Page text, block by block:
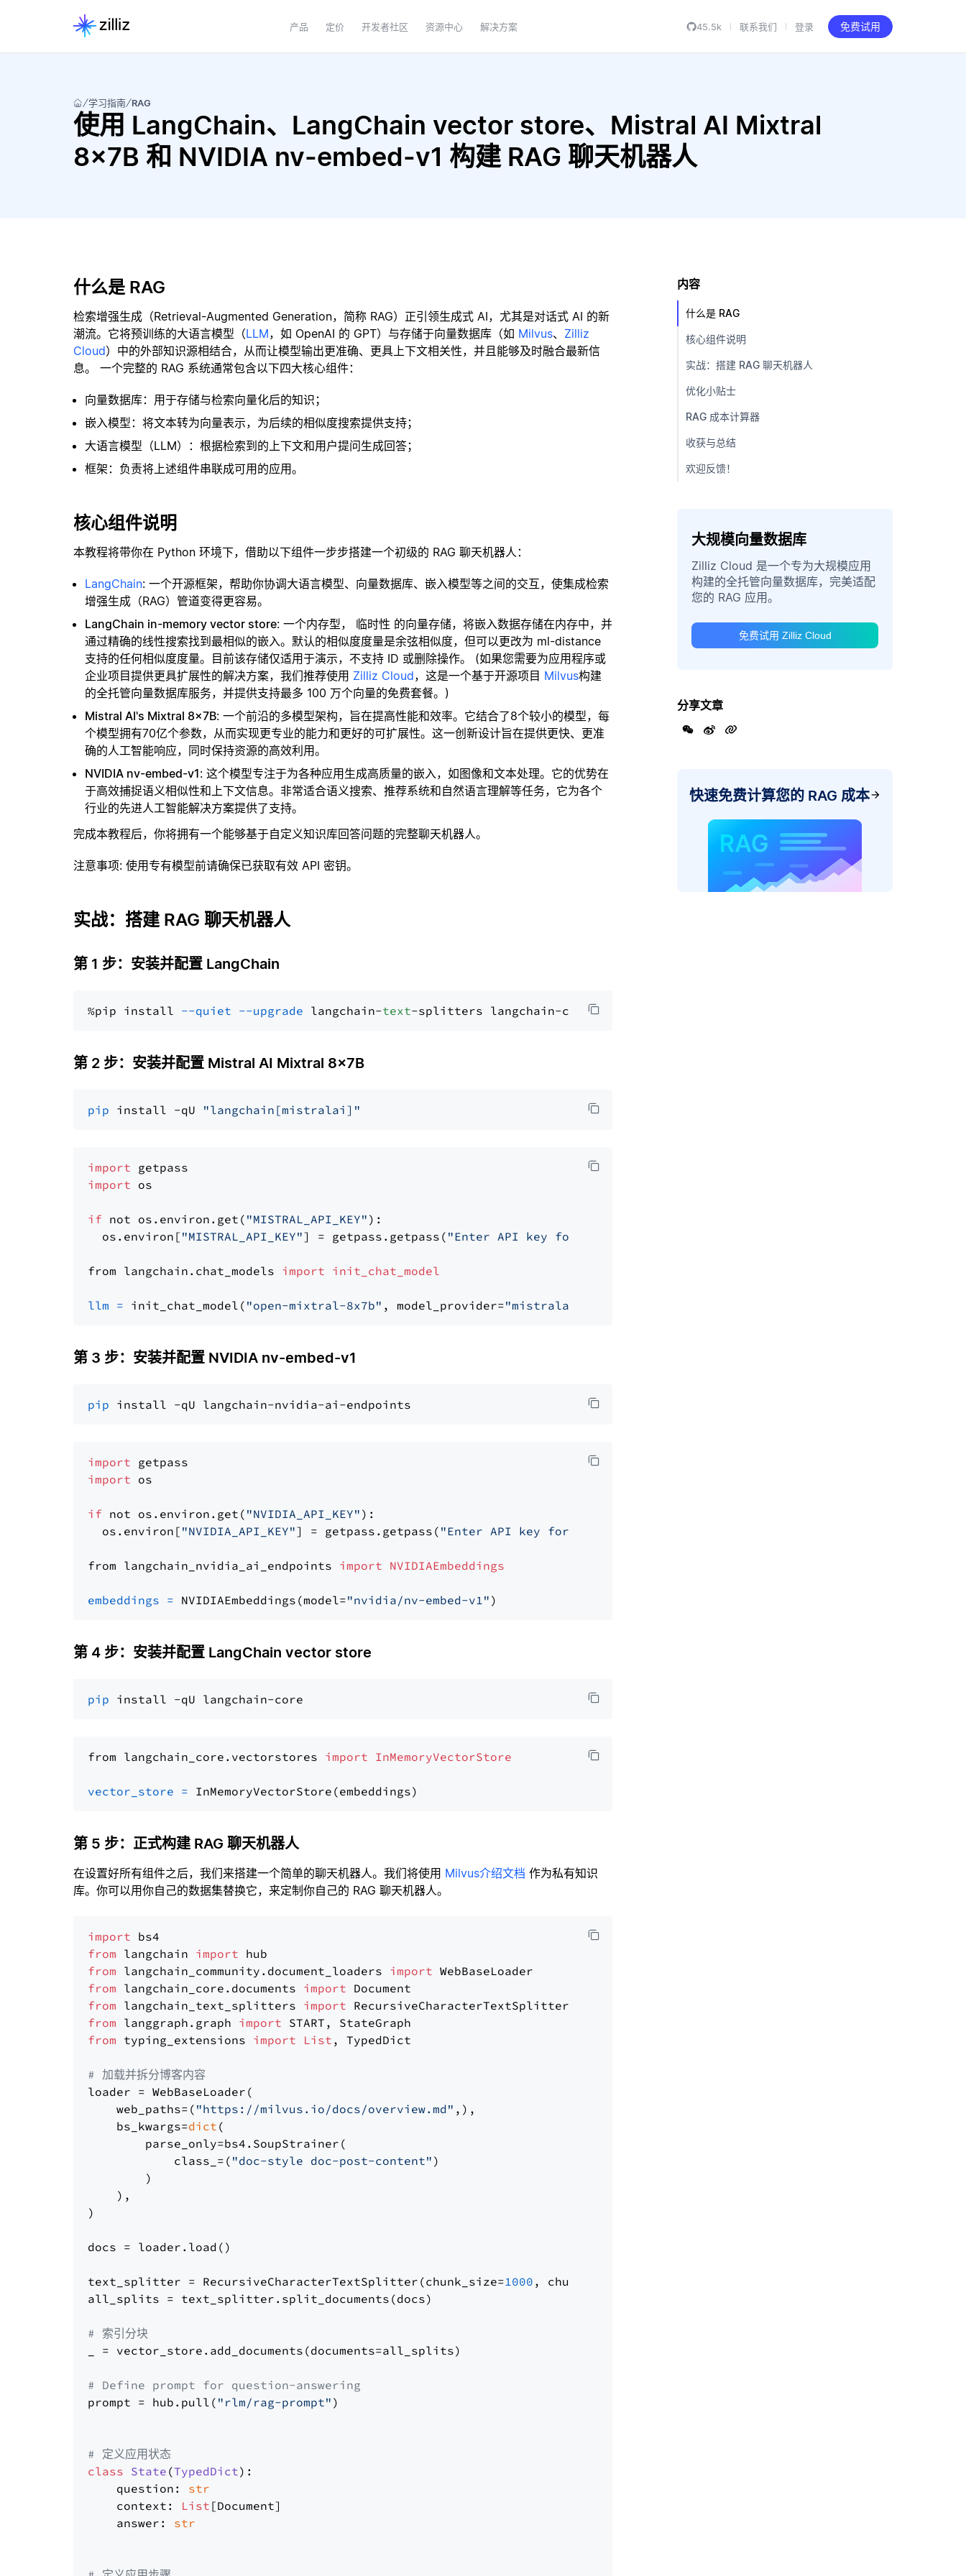
产品 定价 开发者社区 资源中心 解决方案 45.5k 联系我们 登录 免费试用
学习指南 RAG
使用 LangChain、LangChain vector store、Mistral AI Mixtral
8x7B 和 NVIDIA nv-embed-v1 构建 RAG 聊天机器人
什么是 RAG
检索增强生成（Retrieval-Augmented Generation，简称 RAG）正引领生成式 AI，尤其是对话式 AI 的新
潮流。它将预训练的大语言模型（LLM，如 OpenAI 的 GPT）与存储于向量数据库（如 Milvus、 Zilliz
Cloud）中的外部知识源相结合，从而让模型输出更准确、更具上下文相关性，并且能够及时融合最新信
息。 一个完整的 RAG 系统通常包含以下四大核心组件：
向量数据库：用于存储与检索向量化后的知识；
嵌入模型：将文本转为向量表示，为后续的相似度搜索提供支持；
大语言模型（LLM）：根据检索到的上下文和用户提问生成回答；
框架：负责将上述组件串联成可用的应用。
核心组件说明
本教程将带你在 Python 环境下，借助以下组件一步步搭建一个初级的 RAG 聊天机器人：
LangChain: 一个开源框架，帮助你协调大语言模型、向量数据库、嵌入模型等之间的交互，使集成检索
增强生成（RAG）管道变得更容易。
LangChain in-memory vector store: 一个内存型， 临时性 的向量存储，将嵌入数据存储在内存中，并
通过精确的线性搜索找到最相似的嵌入。默认的相似度度量是余弦相似度，但可以更改为 ml-distance
支持的任何相似度度量。目前该存储仅适用于演示，不支持 ID 或删除操作。 (如果您需要为应用程序或
企业项目提供更具扩展性的解决方案，我们推荐使用 Zilliz Cloud，这是一个基于开源项目 Milvus构建
的全托管向量数据库服务，并提供支持最多 100 万个向量的免费套餐。)
Mistral AI's Mixtral 8x7B: 一个前沿的多模型架构，旨在提高性能和效率。它结合了8个较小的模型，每
个模型拥有70亿个参数，从而实现更专业的能力和更好的可扩展性。这一创新设计旨在提供更快、更准
确的人工智能响应，同时保持资源的高效利用。
NVIDIA nv-embed-v1: 这个模型专注于为各种应用生成高质量的嵌入，如图像和文本处理。它的优势在
于高效捕捉语义相似性和上下文信息。非常适合语义搜索、推荐系统和自然语言理解等任务，它为各个
行业的先进人工智能解决方案提供了支持。
完成本教程后，你将拥有一个能够基于自定义知识库回答问题的完整聊天机器人。
注意事项: 使用专有模型前请确保已获取有效 API 密钥。
实战：搭建 RAG 聊天机器人
第 1 步：安装并配置 LangChain
%pip install --quiet --upgrade langchain-text
第 2 步：安装并配置 Mistral AI Mixtral 8x7B
pip install -qU "langchain[mistralai]"
import
import os
if not os.environ.get( "MISTRAL_API_KEY" ):
  os.environ[
"MISTRAL_API_KEY"] = getpass.getpass( "Enter API key for Mistral AI: "
from langchain.chat_models import init_chat_model
llm = init_chat_model( "open-mixtral-8x7b" , model_provider="mistralai"
第 3 步：安装并配置 NVIDIA nv-embed-v1
pip
import
import os
if not os.environ.get( "NVIDIA_API_KEY" ):
  os.environ[
"NVIDIA_API_KEY"] = getpass.getpass( "Enter API key for NVIDIA: "
from langchain_nvidia_ai_endpoints import NVIDIAEmbeddings
embeddings = NVIDIAEmbeddings(model="nvidia/nv-embed-v1"
第 4 步：安装并配置 LangChain vector store
pip
from langchain_core.vectorstores import InMemoryVectorStore
vector_store =
第 5 步：正式构建 RAG 聊天机器人
在设置好所有组件之后，我们来搭建一个简单的聊天机器人。我们将使用 Milvus介绍文档 作为私有知识
库。你可以用你自己的数据集替换它，来定制你自己的 RAG 聊天机器人。
import
from langchain import
from langchain_community.document_loaders import
from langchain_core.documents import
from langchain_text_splitters import
from langgraph.graph import
from typing_extensions import List , TypedDict
# 加载并拆分博客内容
loader = WebBaseLoader(
    web_paths=(
"https://milvus.io/docs/overview.md" ,),
    bs_kwargs=
dict (
        parse_only=bs4.SoupStrainer(
            class_=(
"doc-style doc-post-content" )
        )
    ),
)
docs = loader.load()
text_splitter = RecursiveCharacterTextSplitter(chunk_size=1000 , chunk_overlap=
all_splits = text_splitter.split_documents(docs)
# 索引分块
_ = vector_store.add_documents(documents=all_splits)
# Define prompt for question-answering
prompt = hub.pull( "rlm/rag-prompt" )
# 定义应用状态
class State (TypedDict):
    question:
str
    context:
List [Document]
    answer:
str
内容
什么是 RAG
核心组件说明
实战：搭建 RAG 聊天机器人
优化小贴士
RAG 成本计算器
收获与总结
欢迎反馈！
大规模向量数据库
Zilliz Cloud 是一个专为大规模应用
构建的全托管向量数据库，完美适配
您的 RAG 应用。
免费试用 Zilliz Cloud
分享文章
快速免费计算您的 RAG 成本